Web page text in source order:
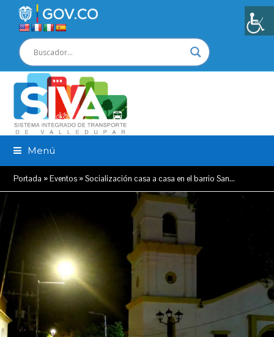
Menú
Portada »Eventos »Socialización casa a casa en el barrio San…